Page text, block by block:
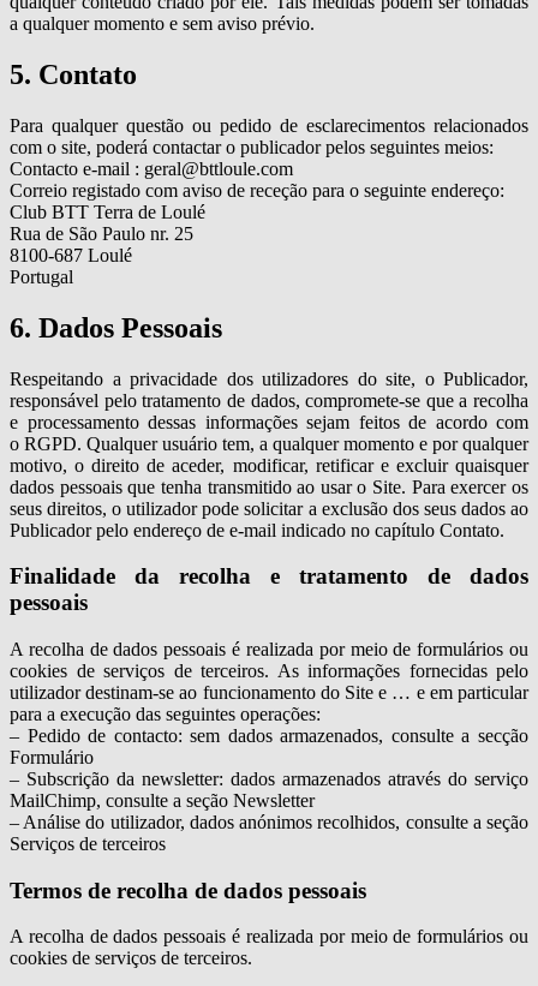
a qualquer momento e sem aviso prévio.
5. Contato
Para qualquer questão ou pedido de esclarecimentos relacionados
com o site, poderá contactar o publicador pelos seguintes meios:
Contacto e-mail : geral@bttloule.com
Correio registado com aviso de receção para o seguinte endereço:
Club BTT Terra de Loulé
Rua de São Paulo nr. 25
8100-687 Loulé
Portugal
6. Dados Pessoais
Respeitando a privacidade dos utilizadores do site, o Publicador,
responsável pelo tratamento de dados, compromete-se que a recolha
e processamento dessas informações sejam feitos de acordo com
o RGPD. Qualquer usuário tem, a qualquer momento e por qualquer
motivo, o direito de aceder, modificar, retificar e excluir quaisquer
dados pessoais que tenha transmitido ao usar o Site. Para exercer os
seus direitos, o utilizador pode solicitar a exclusão dos seus dados ao
Publicador pelo endereço de e-mail indicado no capítulo Contato.
Finalidade da recolha e tratamento de dados
pessoais
A recolha de dados pessoais é realizada por meio de formulários ou
cookies de serviços de terceiros. As informações fornecidas pelo
utilizador destinam-se ao funcionamento do Site e … e em particular
para a execução das seguintes operações:
– Pedido de contacto: sem dados armazenados, consulte a secção
Formulário
– Subscrição da newsletter: dados armazenados através do serviço
MailChimp, consulte a seção Newsletter
– Análise do utilizador, dados anónimos recolhidos, consulte a seção
Serviços de terceiros
Termos de recolha de dados pessoais
A recolha de dados pessoais é realizada por meio de formulários ou
cookies de serviços de terceiros.